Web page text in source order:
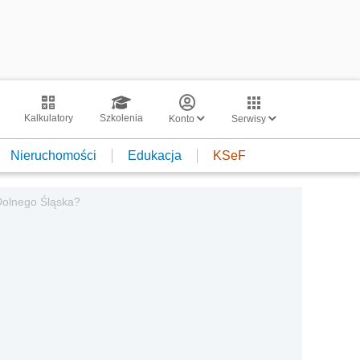
Kalkulatory Szkolenia Konto Serwisy
Nieruchomości Edukacja KSeF
Śląska?